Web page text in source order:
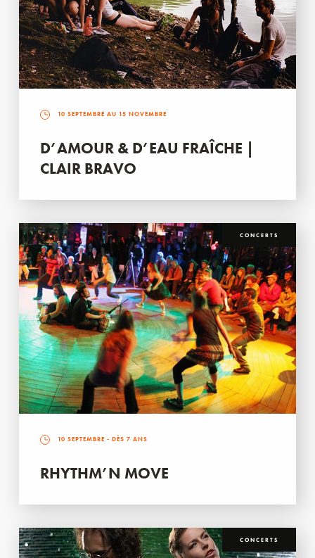
10 SEPTEMBRE AU 15 NOVEMBRE
D’AMOUR & D’EAU FRAÎCHE |
CLAIR BRAVO
CONCERTS
10 SEPTEMBRE - DÈS 7 ANS
RHYTHM’N MOVE
CONCERTS